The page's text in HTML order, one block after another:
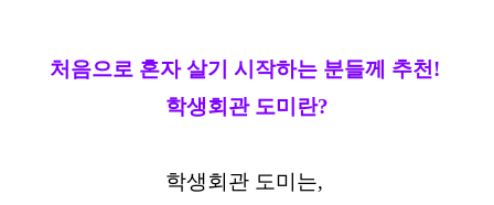
처음으로 혼자 살기 시작하는 분들께 추천!
학생회관 도미란?
학생회관 도미는,